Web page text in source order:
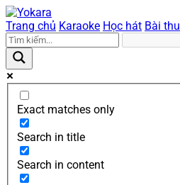
Trang chủ Karaoke Học hát Bài thu
Exact matches only
Search in title
Search in content